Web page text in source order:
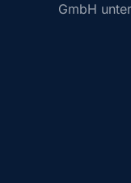
GmbH unter